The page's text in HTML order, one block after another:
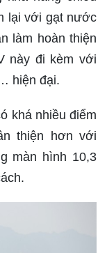
lại với gạt nước
làm hoàn thiện
này đi kèm với
hiện đại.
khá nhiều điểm
thiện hơn với
màn hình 10,3